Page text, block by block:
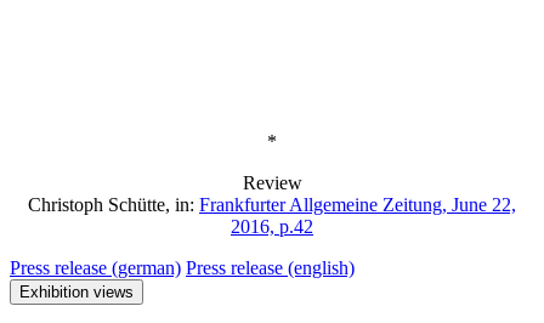
*
Review
Christoph Schütte, in: Frankfurter Allgemeine Zeitung, June 22,
2016, p.42
Press release (german) Press release (english)
Exhibition views